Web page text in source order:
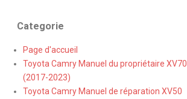
Categorie
Page d'accueil
Toyota Camry Manuel du propriétaire XV70
(2017-2023)
Toyota Camry Manuel de réparation XV50